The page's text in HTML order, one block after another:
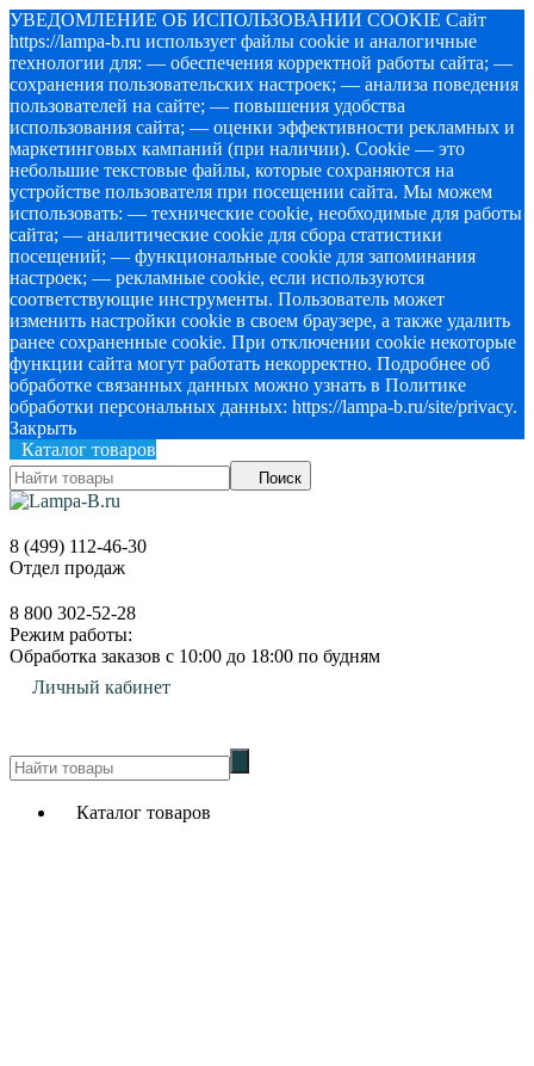
УВЕДОМЛЕНИЕ ОБ ИСПОЛЬЗОВАНИИ COOKIE Сайт
https://lampa-b.ru использует файлы cookie и аналогичные
технологии для: — обеспечения корректной работы сайта; —
сохранения пользовательских настроек; — анализа поведения
пользователей на сайте; — повышения удобства
использования сайта; — оценки эффективности рекламных и
маркетинговых кампаний (при наличии). Cookie — это
небольшие текстовые файлы, которые сохраняются на
устройстве пользователя при посещении сайта. Мы можем
использовать: — технические cookie, необходимые для работы
сайта; — аналитические cookie для сбора статистики
посещений; — функциональные cookie для запоминания
настроек; — рекламные cookie, если используются
соответствующие инструменты. Пользователь может
изменить настройки cookie в своем браузере, а также удалить
ранее сохраненные cookie. При отключении cookie некоторые
функции сайта могут работать некорректно. Подробнее об
обработке связанных данных можно узнать в Политике
обработки персональных данных: https://lampa-b.ru/site/privacy.
Закрыть
Каталог товаров
Поиск
8 (499) 112-46-30
Отдел продаж
8 800 302-52-28
Режим работы:
Обработка заказов с 10:00 до 18:00 по будням
Личный кабинет
Каталог товаров